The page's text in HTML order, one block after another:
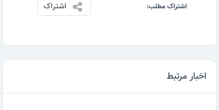
اشتراک مطلب: اشتراک
اخبار مرتبط